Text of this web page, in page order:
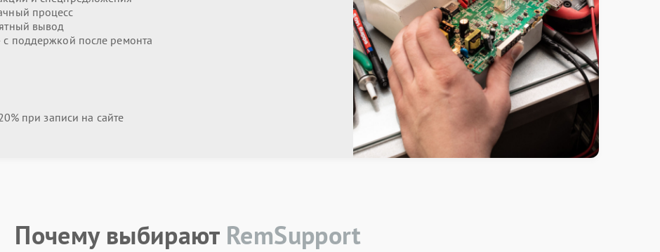
процесс
вывод
с поддержкой после ремонта
при записи на сайте
Почему выбирают RemSupport